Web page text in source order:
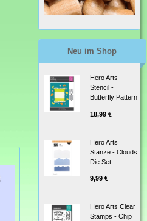
Neu im Shop
Hero Arts
Stencil -
Butterfly Pattern
18,99 €
Hero Arts
Stanze - Clouds
Die Set
9,99 €
Hero Arts Clear
Stamps - Chip